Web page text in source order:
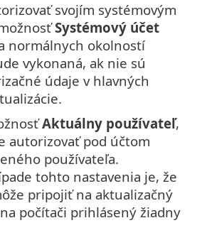
svojím systémovým
Systémový účet
normálnych okolností
vykonaná, ak nie sú
údaje v hlavných
Aktuálny používateľ,
autorizovať pod účtom
používateľa.
tohto nastavenia je, že
pripojiť na aktualizačný
počítači prihlásený žiadny